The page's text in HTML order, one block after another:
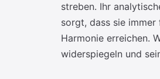
streben. Ihr
sorgt, dass sie immer
Harmonie erreichen.
widerspiegeln und